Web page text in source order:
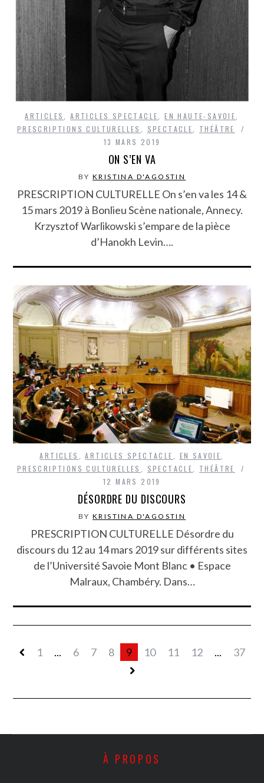
ARTICLES ,ARTICLES SPECTACLE ,EN HAUTE-SAVOIE
PRESCRIPTIONS CULTURELLES
SPECTACLE
THÉÂTRE
13 MARS 2019
ON S’EN VA
BY KRISTINA D'AGOSTIN
PRESCRIPTION CULTURELLE On s’en va les 14 &
15 mars 2019 à Bonlieu Scène nationale, Annecy.
Krzysztof Warlikowski s’empare de la pièce
d’Hanokh Levin….
ARTICLES ,ARTICLES SPECTACLE EN SAVOIE
PRESCRIPTIONS CULTURELLES
SPECTACLE
THÉÂTRE
12 MARS 2019
DÉSORDRE DU DISCOURS
BY KRISTINA D'AGOSTIN
PRESCRIPTION CULTURELLE Désordre du
discours du 12 au 14 mars 2019 sur différents sites
de l’Université Savoie Mont Blanc • Espace
Malraux, Chambéry. Dans…
1 ... 6 7 8 9 10 11 12 ... 37
À PROPOS